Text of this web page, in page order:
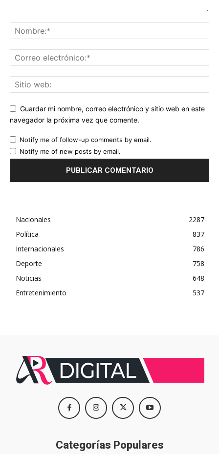
Guardar mi nombre, correo electrónico y sitio web en este
navegador la próxima vez que comente.
Notify me of follow-up comments by email.
Notify me of new posts by email.
Nacionales
2287
Política
837
Internacionales
786
Deporte
758
Noticias
648
Entretenimiento
537
Categorías Populares